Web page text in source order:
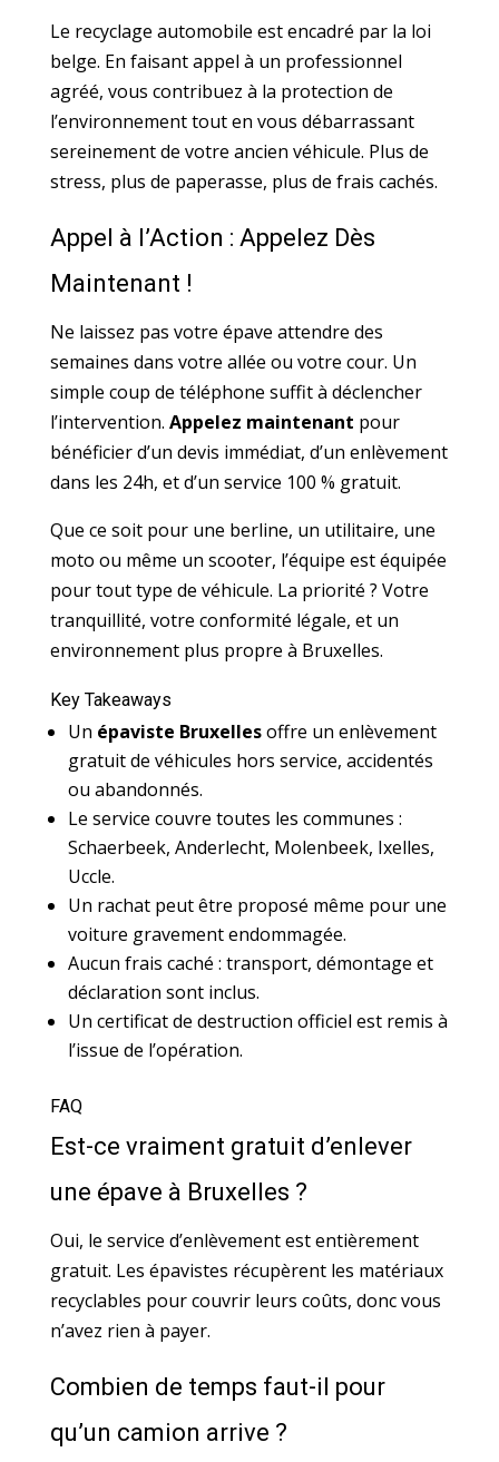
Le recyclage automobile est encadré par la loi
belge. En faisant appel à un professionnel
agréé, vous contribuez à la protection de
l’environnement tout en vous débarrassant
sereinement de votre ancien véhicule. Plus de
stress, plus de paperasse, plus de frais cachés.
Appel à l’Action : Appelez Dès
Maintenant !
Ne laissez pas votre épave attendre des
semaines dans votre allée ou votre cour. Un
simple coup de téléphone suffit à déclencher
l’intervention. Appelez maintenant pour
bénéficier d’un devis immédiat, d’un enlèvement
dans les 24h, et d’un service 100 % gratuit.
Que ce soit pour une berline, un utilitaire, une
moto ou même un scooter, l’équipe est équipée
pour tout type de véhicule. La priorité ? Votre
tranquillité, votre conformité légale, et un
environnement plus propre à Bruxelles.
Key Takeaways
Un épaviste Bruxellesoffre un enlèvement
gratuit de véhicules hors service, accidentés
ou abandonnés.
Le service couvre toutes les communes :
Schaerbeek, Anderlecht, Molenbeek, Ixelles,
Uccle.
Un rachat peut être proposé même pour une
voiture gravement endommagée.
Aucun frais caché : transport, démontage et
déclaration sont inclus.
Un certificat de destruction officiel est remis à
l’issue de l’opération.
FAQ
Est-ce vraiment gratuit d’enlever
une épave à Bruxelles ?
Oui, le service d’enlèvement est entièrement
gratuit. Les épavistes récupèrent les matériaux
recyclables pour couvrir leurs coûts, donc vous
n’avez rien à payer.
Combien de temps faut-il pour
qu’un camion arrive ?